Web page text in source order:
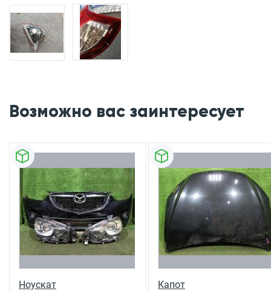
Возможно вас заинтересует
Ноускат Капот